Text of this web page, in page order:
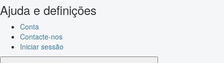
Ajuda e definições
Conta
Contacte-nos
Iniciar sessão